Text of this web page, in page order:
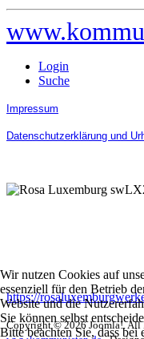
Login
Suche
Impressum
Datenschutzerklärung und
https://
Copyright © 2026 Joomla!. All
Wir nutzen Cookies auf
essenziell für den Betrieb
Website und die
Sie können selbst
Bitte beachten Sie, dass